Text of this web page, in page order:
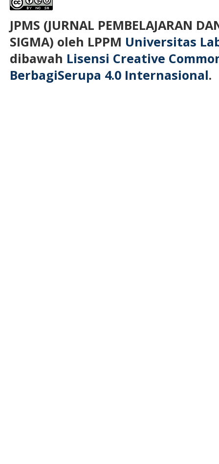
JPMS (JURNAL PEMBELAJARAN
SIGMA) oleh LPPM Universitas
dibawah Lisensi Creative
BerbagiSerupa 4.0 Internasional.